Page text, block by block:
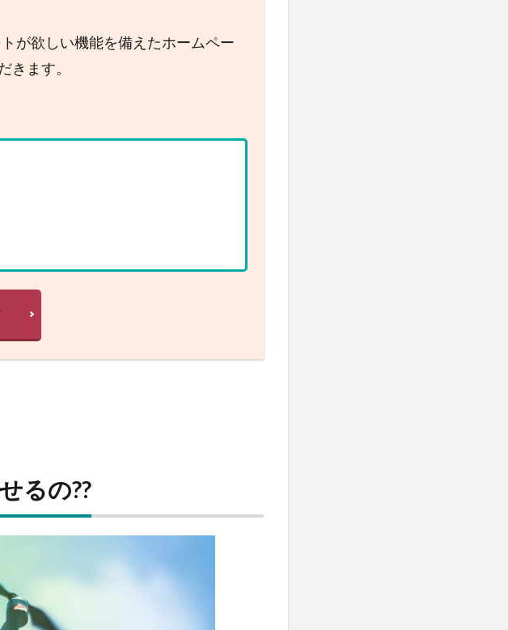
が欲しい機能を備えたホームペー
きます。
るの??